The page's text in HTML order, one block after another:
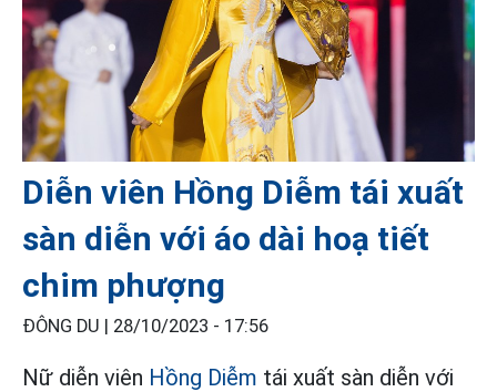
Diễn viên Hồng Diễm tái xuất
sàn diễn với áo dài hoạ tiết
chim phượng
ĐÔNG DU | 28/10/2023 - 17:56
Nữ diễn viên Hồng Diễm tái xuất sàn diễn với